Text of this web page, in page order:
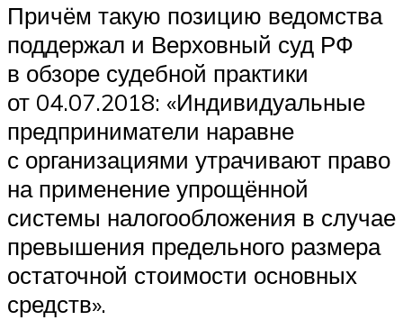
Причём такую позицию ведомства
поддержал и Верховный суд РФ
в обзоре судебной практики
от 04.07.2018: «Индивидуальные
предприниматели наравне
с организациями утрачивают право
на применение упрощённой
системы налогообложения в случае
превышения предельного размера
остаточной стоимости основных
средств».